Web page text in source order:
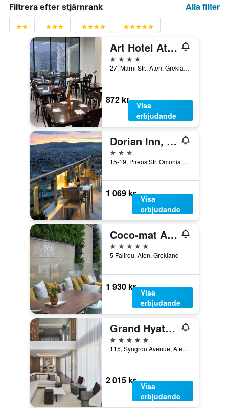
Filtrera efter stjärnrank Alla filter
Art Hotel Athens
4 stjärnor
27, Marni Str., Aten, Grekland
872 kr
Visa
erbjudande
Dorian Inn, Sure Hotel Collection by Best Western
3 stjärnor
15-19, Pireos Str. Omonia Sq, Aten, Grekland
1 069 kr
Visa
erbjudande
Coco-mat Athens BC
5 stjärnor
5 Falirou, Aten, Grekland
1 930 kr
Visa
erbjudande
Grand Hyatt Athens
5 stjärnor
115, Syngrou Avenue, Aten, Grekland
2 015 kr
Visa
erbjudande